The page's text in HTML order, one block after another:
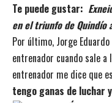
Te puede gustar:
en el triunfo de Quindío
Por último, Jorge
entrenador cuando sale
entrenador me dice que
tengo ganas de luchar